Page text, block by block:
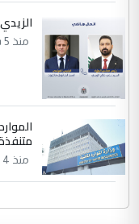
منذ 5 ساعة
منذ 4 ساعة